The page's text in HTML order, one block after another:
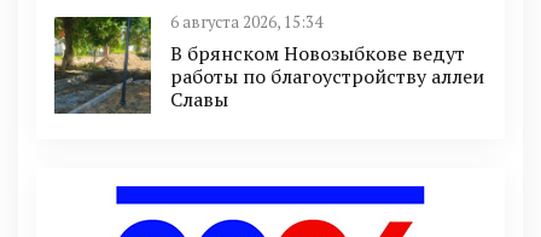
6 августа 2026, 15:34
В брянском Новозыбкове ведут
работы по благоустройству аллеи
Славы